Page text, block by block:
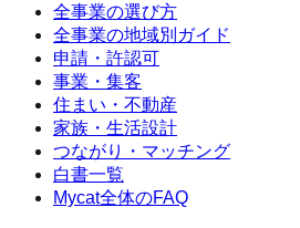
全事業の選び方
全事業の地域別ガイド
申請・許認可
事業・集客
住まい・不動産
家族・生活設計
つながり・マッチング
白書一覧
Mycat全体のFAQ